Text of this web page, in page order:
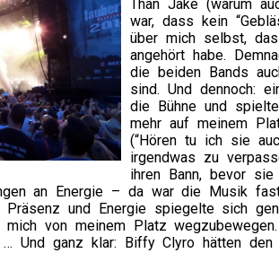
Than Jake (warum
war, dass kein
über mich selbst,
angehört habe.
die beiden Bands
sind. Und dennoch:
die Bühne und
mehr auf meinem
(“Hören tu ich sie
irgendwas zu
ihren Bann, bevor
an Energie – da war die Musik
Präsenz und Energie spiegelte sich
von meinem Platz
Und ganz klar: Biffy Clyro hätten den